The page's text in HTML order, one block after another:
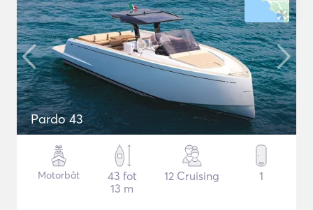
Pardo 43
Motorbåt
43 fot
13 m
12 Cruising 1